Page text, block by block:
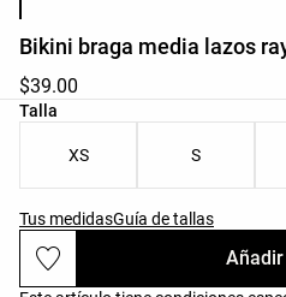
Bikini braga media lazos
$39.00
Talla
Lista de tallas del producto
XS S
Tus medidasGuía de tallas